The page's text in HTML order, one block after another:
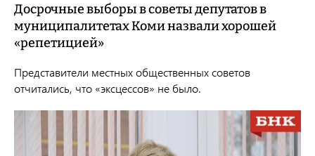
Досрочные выборы в советы депутатов в
муниципалитетах Коми назвали хорошей
«репетицией»
Представители местных общественных советов
отчитались, что «эксцессов» не было.